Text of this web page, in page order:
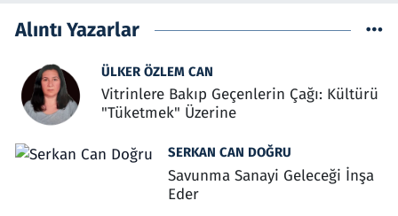
Alıntı Yazarlar
ÜLKER ÖZLEM CAN
Vitrinlere Bakıp Geçenlerin Çağı: Kültürü
"Tüketmek" Üzerine
SERKAN CAN DOĞRU
Savunma Sanayi Geleceği İnşa
Eder